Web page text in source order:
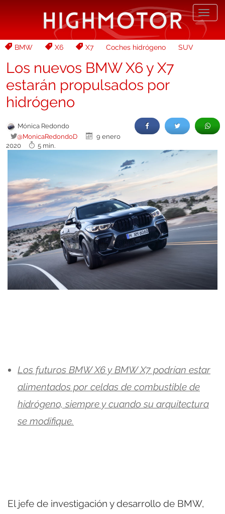
BMW X6 X7 Coches hidrógeno SUV
Los nuevos BMW X6 y X7
estarán propulsados por
hidrógeno
Mónica Redondo
@MonicaRedondoD
9 enero
2020
5 min.
Los futuros BMW X6 y BMW X7 podrían estar
alimentados por celdas de combustible de
hidrógeno, siempre y cuando su arquitectura
se modifique.
El jefe de investigación y desarrollo de BMW,